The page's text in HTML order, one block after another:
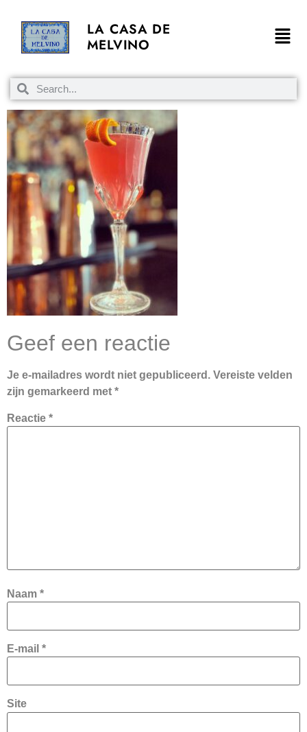
LA CASA DE
MELVINO
Geef een reactie
Je e-mailadres wordt niet gepubliceerd. Vereiste velden
zijn gemarkeerd met *
Reactie *
Naam *
E-mail *
Site